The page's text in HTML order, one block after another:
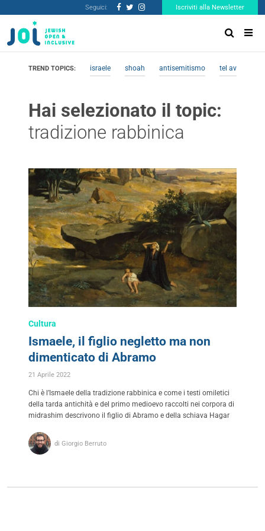
Seguici: Iscriviti alla Newsletter
TREND TOPICS: israele shoah antisemitismo tel aviv
Hai selezionato il topic:
tradizione rabbinica
Cultura
Ismaele, il figlio negletto ma non
dimenticato di Abramo
21 Aprile 2022
Chi è l’Ismaele della tradizione rabbinica e come i testi omiletici
della tarda antichità e del primo medioevo raccolti nei corpora di
midrashim descrivono il figlio di Abramo e della schiava Hagar
di Giorgio Berruto